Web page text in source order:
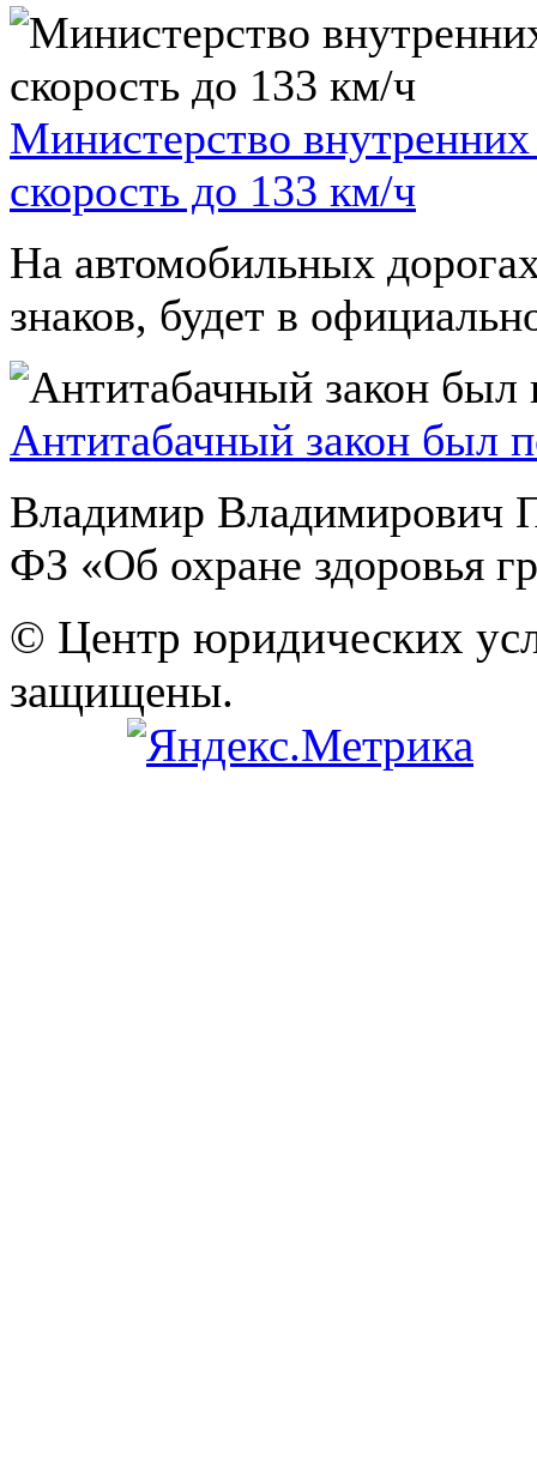
Министерство
скорость до 133 км/ч
На автомобильных
знаков, будет в
Антитабачный закон был
Владимир Владимирович
ФЗ «Об охране здоровья
© Центр юридических
защищены.